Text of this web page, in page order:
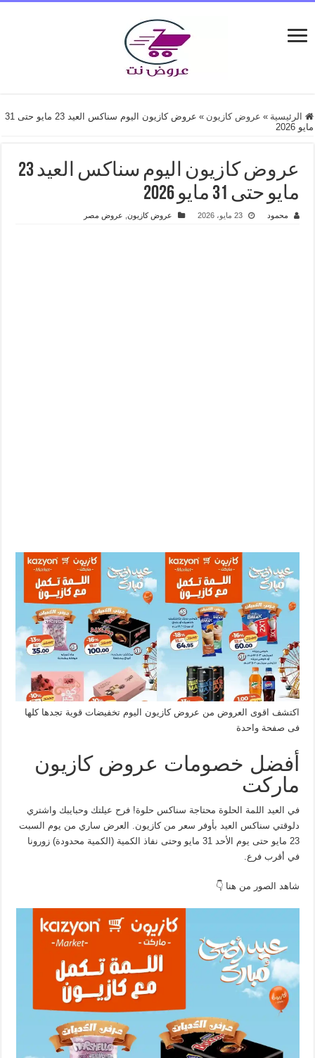
الرئيسية » عروض كازيون »
عروض كازيون اليوم سناكس العيد 23 مايو حتى 31
مايو 2026
عروض كازيون اليوم سناكس العيد 23
مايو حتى 31 مايو 2026
محمود 23 مايو، 2026 عروض كازيون, عروض مصر
اكتشف اقوى العروض من عروض كازيون اليوم تخفيضات قوية تجدها كلها
فى صفحة واحدة
أفضل خصومات عروض كازيون
ماركت
في العيد اللمة الحلوة محتاجة سناكس حلوة! فرح عيلتك وحبايبك واشتري
دلوقتي سناكس العيد بأوفر سعر من كازيون. العرض ساري من يوم السبت
23 مايو حتى يوم الأحد 31 مايو وحتى نفاذ الكمية (الكمية محدودة) زورونا
في أقرب فرع.
شاهد الصور من هنا 👇